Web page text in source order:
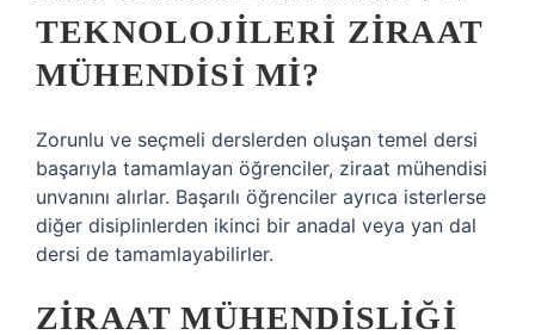
TEKNOLOJILERI ZIRAAT
MÜHENDISI MI?
Zorunlu ve seçmeli derslerden oluşan temel dersi
başarıyla tamamlayan öğrenciler, ziraat mühendisi
unvanını alırlar. Başarılı öğrenciler ayrıca isterlerse
diğer disiplinlerden ikinci bir anadal veya yan dal
dersi de tamamlayabilirler.
ZIRAAT MÜHENDISLIĞI